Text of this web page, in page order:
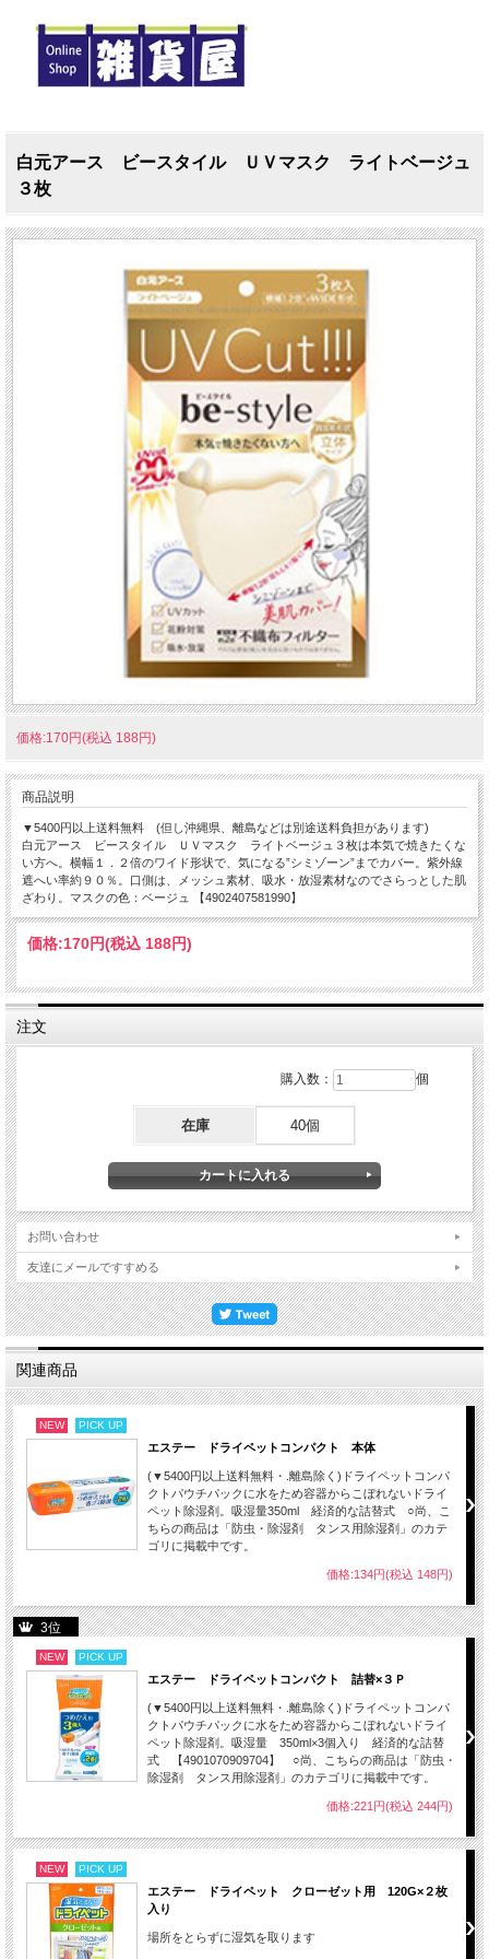
白元アース ビースタイル ＵＶマスク ライトベージュ
３枚
価格:170円(税込 188円)
商品説明
▼5400円以上送料無料 (但し沖縄県、離島などは別途送料負担があります)
白元アース ビースタイル ＵＶマスク ライトベージュ３枚は本気で焼きたくな
い方へ。横幅１．２倍のワイド形状で、気になる”シミゾーン”までカバー。紫外線
遮へい率約９０％。口側は、メッシュ素材、吸水・放湿素材なのでさらっとした肌
ざわり。マスクの色：ベージュ 【4902407581990】
価格:170円(税込 188円)
注文
購入数： 個
在庫 40個
お問い合わせ
友達にメールですすめる
関連商品
NEW PICK UP
エステー ドライペットコンパクト 本体
(▼5400円以上送料無料・.離島除く)ドライペットコンパ
クトパウチパックに水をため容器からこぼれないドライ
ペット除湿剤。吸湿量350ml 経済的な詰替式 ○尚、こ
ちらの商品は「防虫・除湿剤 タンス用除湿剤」のカテ
ゴリに掲載中です。
価格:134円(税込 148円)
3位
NEW PICK UP
エステー ドライペットコンパクト 詰替×３Ｐ
(▼5400円以上送料無料・.離島除く)ドライペットコンパ
クトパウチパックに水をため容器からこぼれないドライ
ペット除湿剤。吸湿量 350ml×3個入り 経済的な詰替
式 【4901070909704】 ○尚、こちらの商品は「防虫・
除湿剤 タンス用除湿剤」のカテゴリに掲載中です。
価格:221円(税込 244円)
NEW PICK UP
エステー ドライペット クローゼット用 120G×２枚
入り
場所をとらずに湿気を取ります